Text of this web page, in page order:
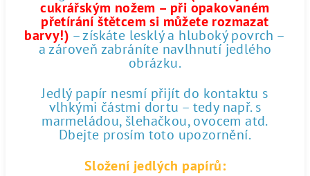
cukrářským nožem – při opakovaném
přetírání štětcem si můžete rozmazat
barvy!) – získáte lesklý a hluboký povrch –
a zároveň zabráníte navlhnutí jedlého
obrázku.
Jedlý papír nesmí přijít do kontaktu s
vlhkými částmi dortu – tedy např. s
marmeládou, šlehačkou, ovocem atd.
Dbejte prosím toto upozornění.
Složení jedlých papírů: